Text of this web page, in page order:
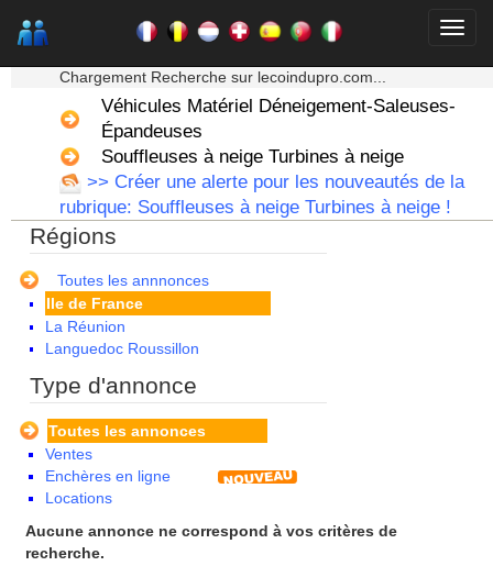
Chargement Recherche sur lecoindupro.com...
Véhicules Matériel Déneigement-Saleuses-
Épandeuses
Souffleuses à neige Turbines à neige
>> Créer une alerte pour les nouveautés de la
rubrique: Souffleuses à neige Turbines à neige !
Régions
Toutes les annnonces
Aquitaine
Basse Normandie
Bourgogne
Bretagne
Centre
Champagne Ardenne
Corse
Franche Comte - Suisse
Guadeloupe
Guyane
Haute Normandie
Ile de France
La Réunion
Languedoc Roussillon
Lorraine
Martinique
Mayotte
Midi Pyrenees - Espagne -
Portugal
Nord Pas de Calais - Belgique -
Pays Bas
Pays de la Loire
Type d'annonce
Toutes les annonces
Ventes
Enchères en ligne
Locations
Aucune annonce ne correspond à vos critères de
recherche.